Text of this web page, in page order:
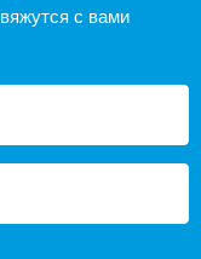
с вами